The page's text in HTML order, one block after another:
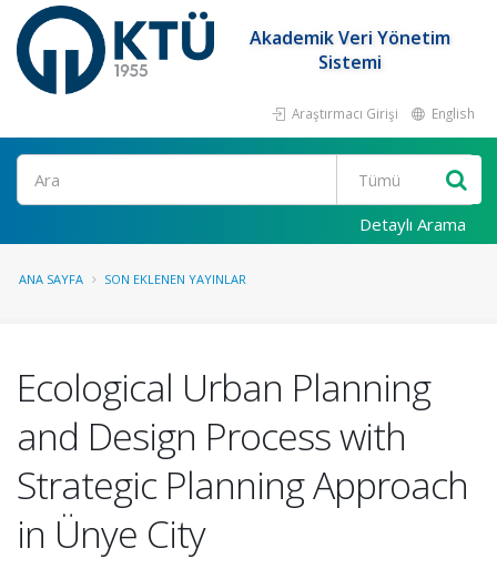
Akademik Veri Yönetim
Sistemi
Araştırmacı Girişi English
Ara
Detaylı Arama
ANA SAYFA SON EKLENEN YAYINLAR
Ecological Urban Planning
and Design Process with
Strategic Planning Approach
in Ünye City